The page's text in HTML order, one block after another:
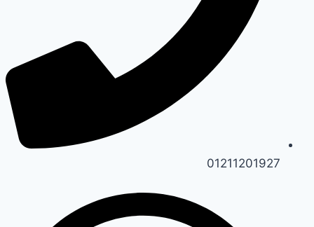
01211201927